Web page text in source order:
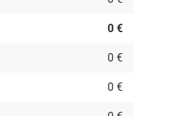
0 €
0 €
0 €